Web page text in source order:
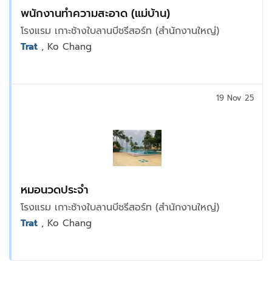
พนักงานทำความสะอาด (แม่บ้าน)
โรงแรม เกาะช้างใบลานบีชรีสอร์ท (สำนักงานใหญ่)
Trat , Ko Chang
หมอนวดประจำ
โรงแรม เกาะช้างใบลานบีชรีสอร์ท (สำนักงานใหญ่)
19 Nov 25
Trat , Ko Chang